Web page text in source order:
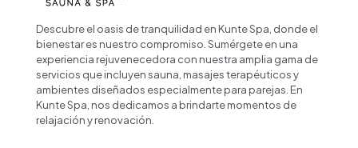
Descubre el oasis de tranquilidad en Kunte Spa, donde el
bienestar es nuestro compromiso. Sumérgete en una
experiencia rejuvenecedora con nuestra amplia gama de
servicios que incluyen sauna, masajes terapéuticos y
ambientes diseñados especialmente para parejas. En
Kunte Spa, nos dedicamos a brindarte momentos de
relajación y renovación.